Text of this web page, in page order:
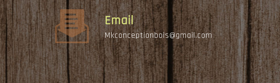
Email
mkconceptionbois@gmail.com